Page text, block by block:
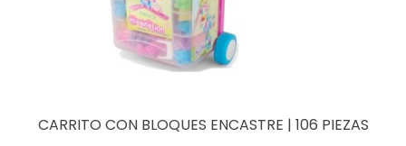
CARRITO CON BLOQUES ENCASTRE | 106 PIEZAS